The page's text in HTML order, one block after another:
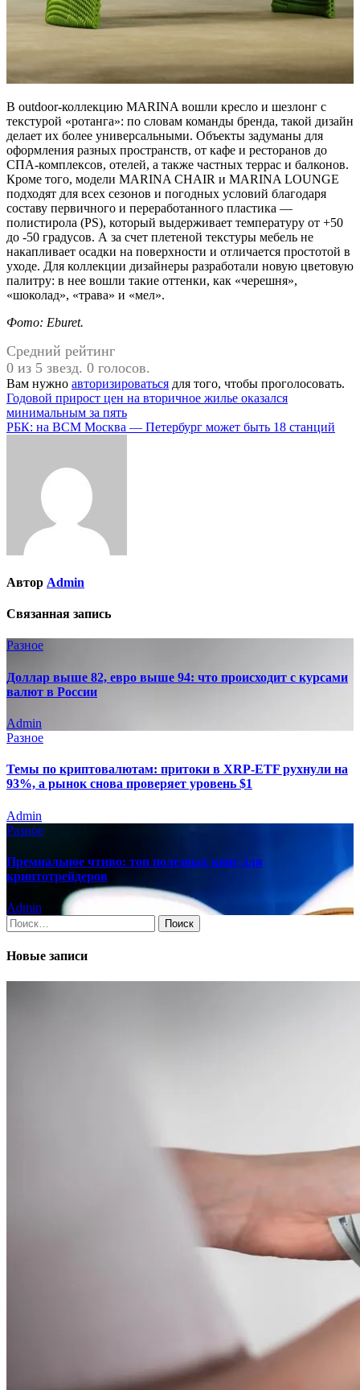
В outdoor-коллекцию MARINA вошли кресло и шезлонг с
текстурой «ротанга»: по словам команды бренда, такой дизайн
делает их более универсальными. Объекты задуманы для
оформления разных пространств, от кафе и ресторанов до
СПА-комплексов, отелей, а также частных террас и балконов.
Кроме того, модели MARINA CHAIR и MARINA LOUNGE
подходят для всех сезонов и погодных условий благодаря
составу первичного и переработанного пластика —
полистирола (PS), который выдерживает температуру от +50
до -50 градусов. А за счет плетеной текстуры мебель не
накапливает осадки на поверхности и отличается простотой в
уходе. Для коллекции дизайнеры разработали новую цветовую
палитру: в нее вошли такие оттенки, как «черешня»,
«шоколад», «трава» и «мел».
Фото: Eburet.
Средний рейтинг
0 из 5 звезд. 0 голосов.
Вам нужно авторизироваться для того, чтобы проголосовать.
Навигация
по
Годовой прирост цен на вторичное жилье оказался
минимальным за пять
РБК: на ВСМ Москва — Петербург может быть 18 станций
Автор Admin
Связанная запись
Разное
Доллар выше 82, евро выше 94: что происходит с курсами
валют в России
Admin
Разное
Темы по криптовалютам: притоки в XRP-ETF рухнули на
93%, а рынок снова проверяет уровень $1
Admin
Разное
Премиальное чтиво: топ полезных книг для
криптотрейдеров
Admin
Найти:
Новые записи